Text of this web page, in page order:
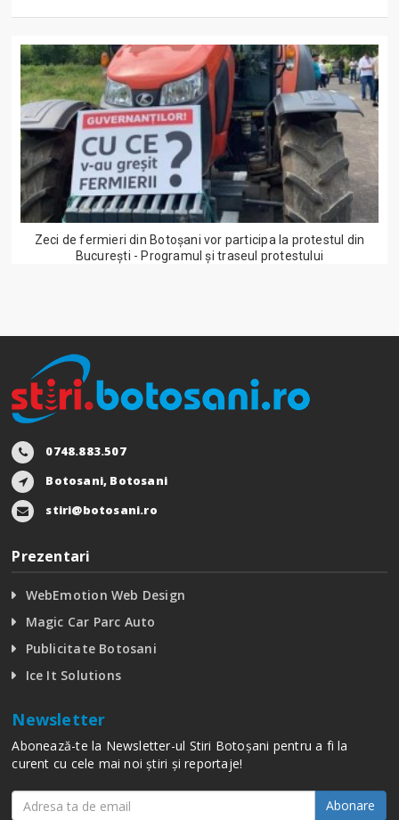
Zeci de fermieri din Botoșani vor participa la protestul din
București - Programul și traseul protestului
0748.883.507
Botosani, Botosani
stiri@botosani.ro
Prezentari
WebEmotion Web Design
Magic Car Parc Auto
Publicitate Botosani
Ice It Solutions
Newsletter
Abonează-te la Newsletter-ul Stiri Botoșani pentru a fi la
curent cu cele mai noi știri și reportaje!
Abonare